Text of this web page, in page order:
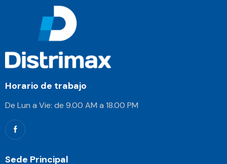
Horario de trabajo
De Lun a Vie: de 9.00 AM a 18.00 PM
Sede Principal